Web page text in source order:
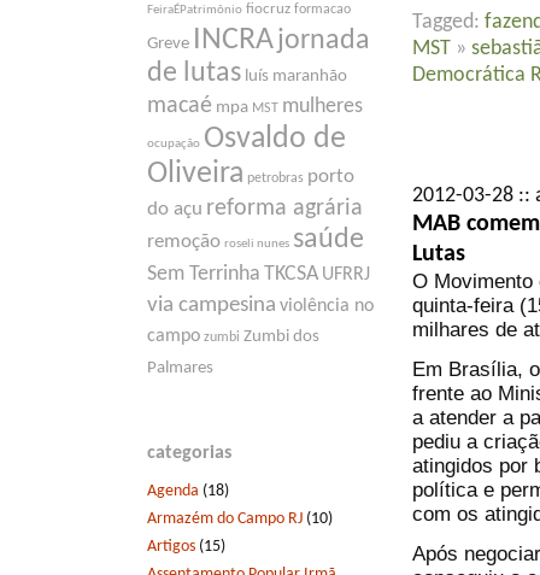
FeiraÉPatrimônio fiocruz formacao
Greve INCRA jornada
de lutas luís maranhão
macaé mpa MST mulheres
ocupação Osvaldo de
Oliveira petrobras porto
do açu reforma agrária
remoção roseli nunes saúde
Sem Terrinha TKCSA UFRRJ
via campesina violência no
campo zumbi Zumbi dos
Palmares
categorias
Agenda (18)
Armazém do Campo RJ (10)
Artigos (15)
Tagged:
MST »
Democrática
2012-03-28
MAB
Lutas
O Movimento
quinta-feira
milhares de
Em Brasília,
frente ao
a atender a
pediu a
atingidos por
política e
com os
Após